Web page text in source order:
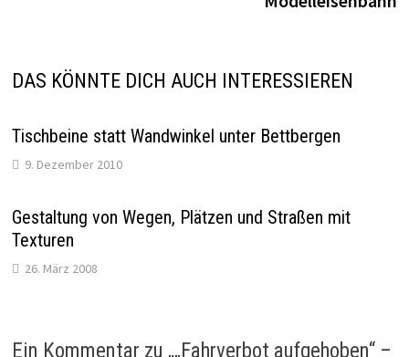
DAS KÖNNTE DICH AUCH INTERESSIEREN
Tischbeine statt Wandwinkel unter Bettbergen
9. Dezember 2010
Gestaltung von Wegen, Plätzen und Straßen mit
Texturen
26. März 2008
Ein Kommentar zu „„Fahrverbot aufgehoben“ –